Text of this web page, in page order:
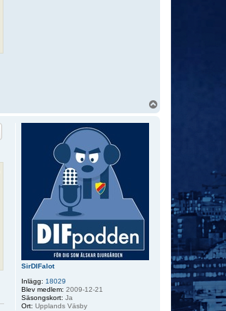
SirDIFalot
Inlägg: 18029
Blev medlem: 2009-12-21
Säsongskort: Ja
Ort: Upplands Väsby